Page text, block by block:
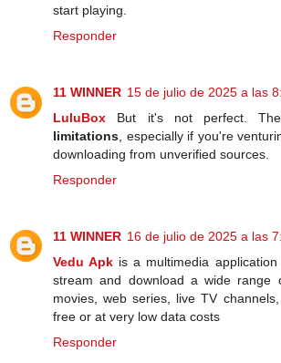
start playing.
Responder
11 WINNER 15 de julio de 2025 a las
LuluBox But it's not perfect.
limitations , especially if you're
downloading from unverified sources.
Responder
11 WINNER 16 de julio de 2025 a las
Vedu Apk is a multimedia
stream and download a wide range
movies, web series, live TV
free or at very low data costs
Responder